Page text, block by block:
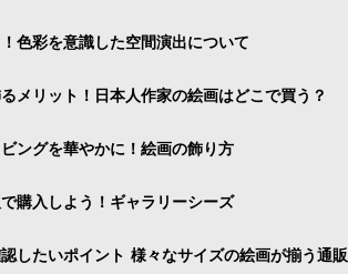
色彩を意識した空間演出について
メリット！日本人作家の絵画はどこで買う？
ングを華やかに！絵画の飾り方
購入しよう！ギャラリーシーズ
したいポイント 様々なサイズの絵画が揃う通販